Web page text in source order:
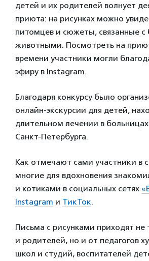
детей и их родителей волнует
приюта: на рисунках можно
питомцев и сюжеты, связанные
животными. Посмотреть на
времени участники могли
эфиру в Instagram.
Благодаря конкурсу было
онлайн-экскурсии для детей,
длительном лечении в
Санкт-Петербурга.
Как отмечают сами участники в
многие для вдохновения
и котиками в социальных сетях
Instagram и ТикТок.
Письма с рисунками приходят не
и родителей, но и от педагогов
школ и студий, воспитателей